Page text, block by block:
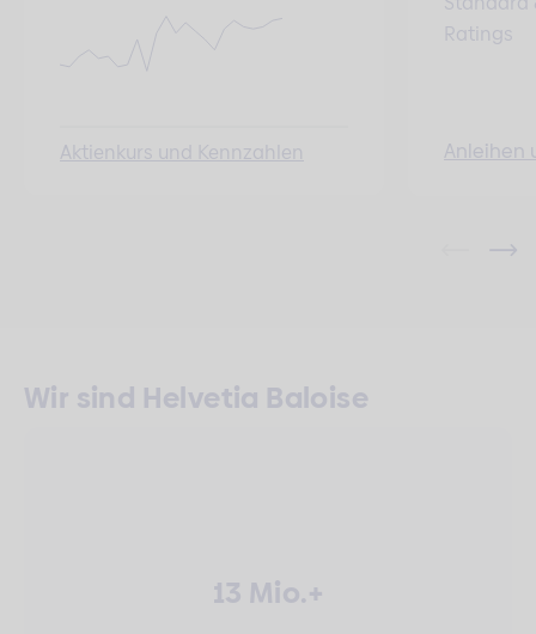
Aktienkurs und Kennzahlen
Ratings
Anleihen
Wir sind Helvetia Baloise
13 Mio.+